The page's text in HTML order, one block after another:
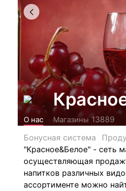
О нас Магазины 13889
Бонусная система
"Красное&Белое" - сеть
осуществляющая
напитков различных
ассортименте можно